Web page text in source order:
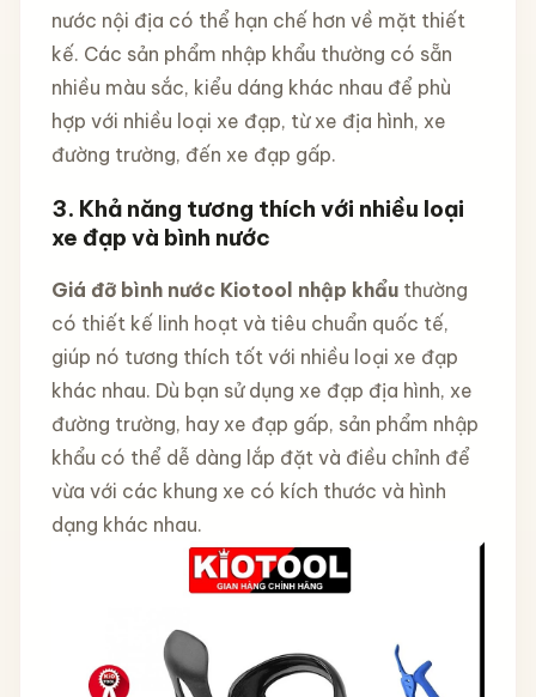
nước nội địa có thể hạn chế hơn về mặt thiết
kế. Các sản phẩm nhập khẩu thường có sẵn
nhiều màu sắc, kiểu dáng khác nhau để phù
hợp với nhiều loại xe đạp, từ xe địa hình, xe
đường trường, đến xe đạp gấp.
3. Khả năng tương thích với nhiều loại
xe đạp và bình nước
Giá đỡ bình nước Kiotool nhập khẩuthường
có thiết kế linh hoạt và tiêu chuẩn quốc tế,
giúp nó tương thích tốt với nhiều loại xe đạp
khác nhau. Dù bạn sử dụng xe đạp địa hình, xe
đường trường, hay xe đạp gấp, sản phẩm nhập
khẩu có thể dễ dàng lắp đặt và điều chỉnh để
vừa với các khung xe có kích thước và hình
dạng khác nhau.